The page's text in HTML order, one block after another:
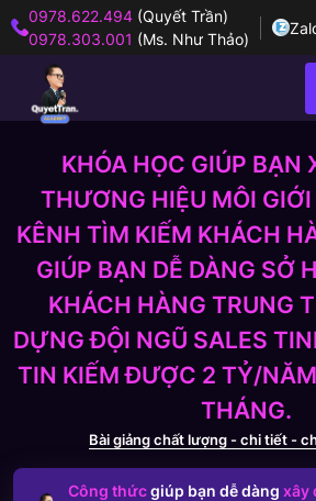
0978.622.494 (Quyết Trần)
0978.303.001 (Ms. Như Thảo)
KHÓA HỌC GIÚP BẠN
THƯƠNG HIỆU MÔI
KÊNH TÌM KIẾM KHÁCH
GIÚP BẠN DỄ DÀNG SỞ
KHÁCH HÀNG TRUNG
DỰNG ĐỘI NGŨ SALES
TIN KIẾM ĐƯỢC 2 TỶ/
THÁNG.
Bài giảng chất lượng - chi tiết -
Công thứcgiúp bạn dễ dàng xây